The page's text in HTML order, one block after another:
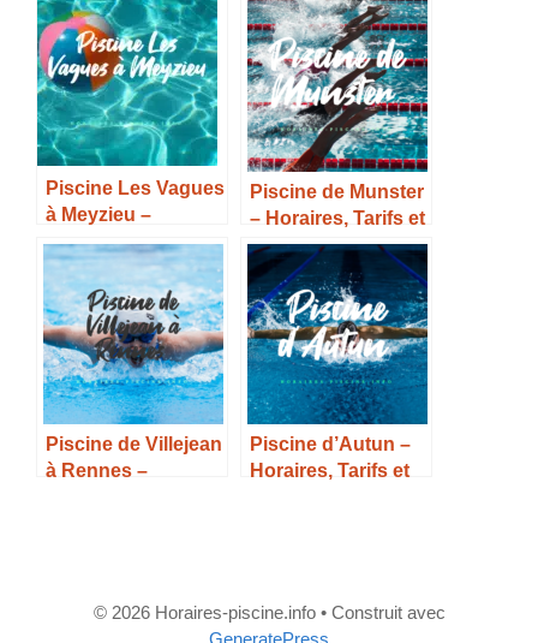
Piscine Les Vagues
à Meyzieu –
Horaires, Tarifs et
Infos –
Piscine de Munster
– Horaires, Tarifs et
infos –
Piscine de Villejean
à Rennes –
Piscine d’Autun –
Horaires, Tarifs et
© 2026 Horaires-piscine.info• Construit avec
GeneratePress